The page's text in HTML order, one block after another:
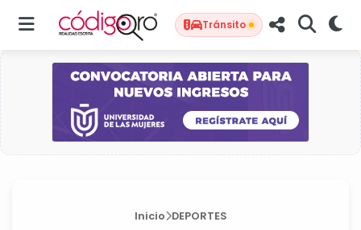
Tránsito
Inicio DEPORTES